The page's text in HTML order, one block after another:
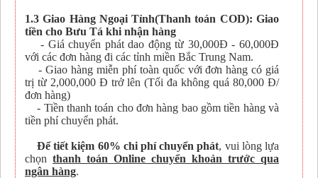
1.3 Giao Hàng Ngoại Tỉnh(Thanh toán COD): Giao
tiền cho Bưu Tá khi nhận hàng
- Giá chuyển phát dao động từ 30,000Đ - 60,000Đ
với các đơn hàng đi các tỉnh miền Bắc Trung Nam.
- Giao hàng miễn phí toàn quốc với đơn hàng có giá
trị từ 2,000,000 Đ trở lên (Tối đa không quá 80,000 Đ/
đơn hàng)
- Tiền thanh toán cho đơn hàng bao gồm tiền hàng và
tiền phí chuyển phát.
Để tiết kiệm 60% chi phí chuyển phát, vui lòng lựa
chọn thanh toán Online chuyển khoản trước qua
ngân hàng.